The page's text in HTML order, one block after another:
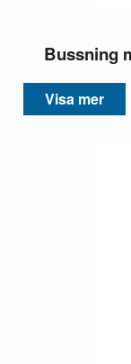
Bussning
Visa mer